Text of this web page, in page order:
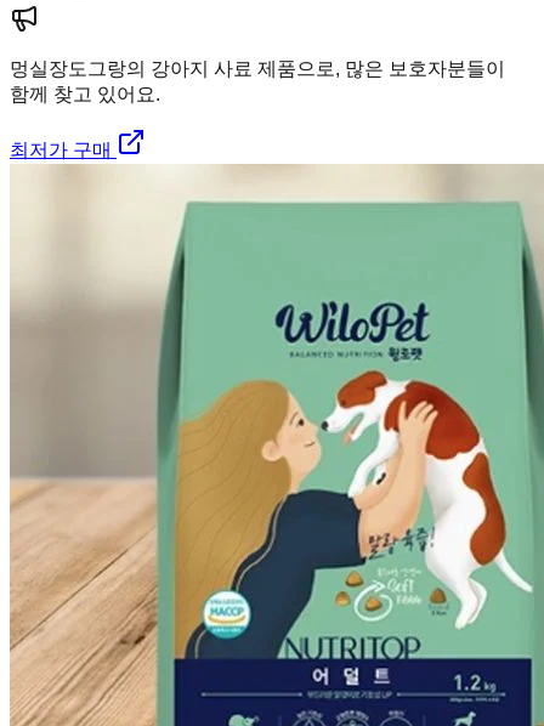
멍실장도그랑의 강아지 사료 제품으로, 많은 보호자분들이
함께 찾고 있어요.
최저가 구매